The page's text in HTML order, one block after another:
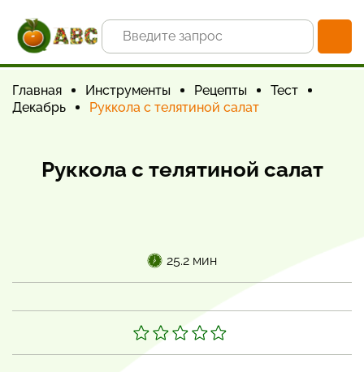
Главная Инструменты Рецепты
Тест
Декабрь
Руккола с телятиной салат
Руккола с телятиной салат
25.2 мин